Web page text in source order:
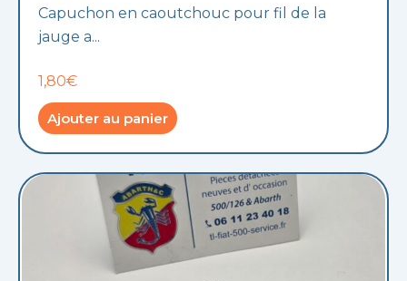
Capuchon en caoutchouc pour fil de la
jauge a...
1,80€
Ajouter au panier